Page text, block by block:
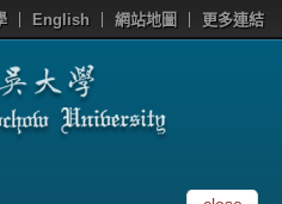
English 網站地圖 更多連結